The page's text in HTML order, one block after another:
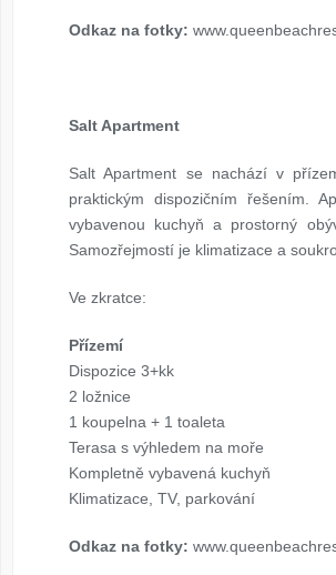
Odkaz na fotky:
Salt Apartment
Salt Apartment se nachází v
praktickým dispozičním řešením.
vybavenou kuchyň a prostorný
Samozřejmostí je klimatizace a
Ve zkratce:
Přízemí
Dispozice 3+kk
2 ložnice
1 koupelna + 1 toaleta
Terasa s výhledem na moře
Kompletně vybavená kuchyň
Klimatizace, TV, parkování
Odkaz na fotky: